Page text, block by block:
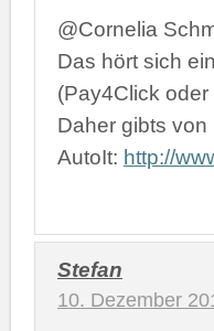
@Cornelia
Das hört sich
(Pay4Click oder
Daher gibts
AutoIt: http://
Stefan
10. Dezember